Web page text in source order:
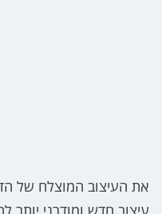
את העיצוב המוצלח של